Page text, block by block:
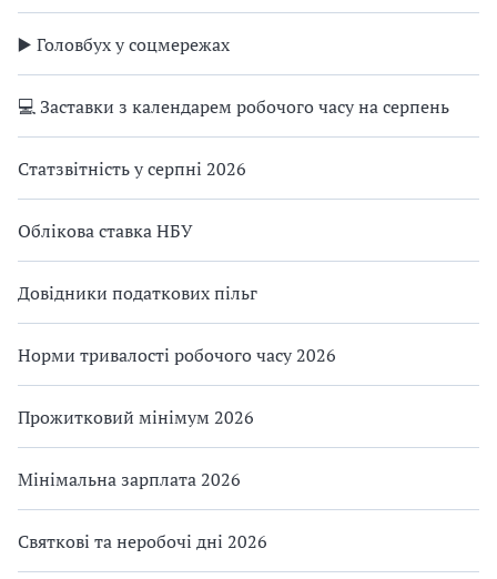
▶️ Головбух у соцмережах
💻 Заставки з календарем робочого часу на серпень
Статзвітність у серпні 2026
Облікова ставка НБУ
Довідники податкових пільг
Норми тривалості робочого часу 2026
Прожитковий мінімум 2026
Мінімальна зарплата 2026
Святкові та неробочі дні 2026